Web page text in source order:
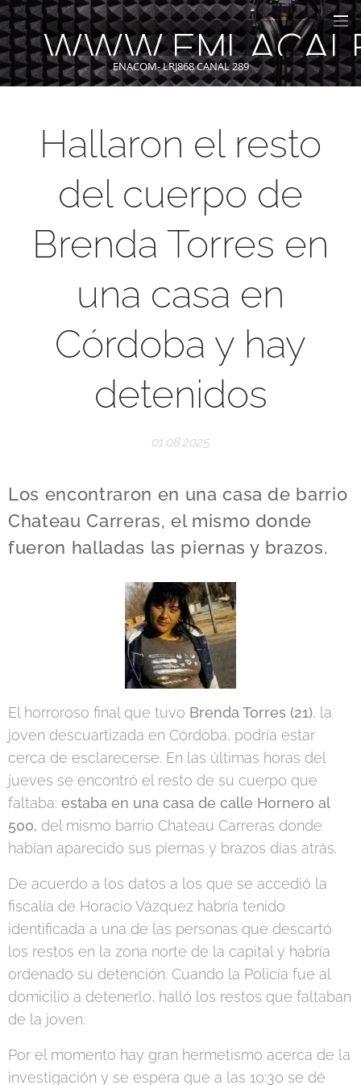
ENACOM- LRJ868 CANAL 289
Hallaron el resto
del cuerpo de
Brenda Torres en
una casa en
Córdoba y hay
detenidos
01.08.2025
Los encontraron en una casa de barrio
Chateau Carreras, el mismo donde
fueron halladas las piernas y brazos.
El horroroso final que tuvo Brenda Torres (21), la
joven descuartizada en Córdoba, podría estar
cerca de esclarecerse. En las últimas horas del
jueves se encontró el resto de su cuerpo que
faltaba: estaba en una casa de calle Hornero al
500, del mismo barrio Chateau Carreras donde
habían aparecido sus piernas y brazos días atrás.
De acuerdo a los datos a los que se accedió la
fiscalía de Horacio Vázquez habría tenido
identificada a una de las personas que descartó
los restos en la zona norte de la capital y habría
ordenado su detención. Cuando la Policía fue al
domicilio a detenerlo, halló los restos que faltaban
de la joven.
Por el momento hay gran hermetismo acerca de la
investigación y se espera que a las 10:30 se dé